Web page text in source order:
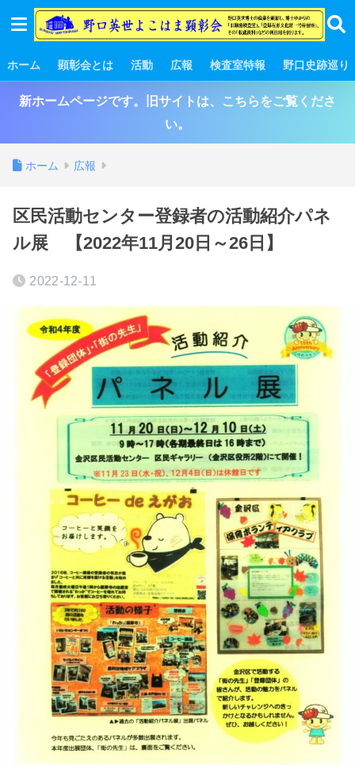
ホーム 顕彰会とは 活動 広報 検査室特報 野口史跡巡り
新ホームページです。旧サイトは、こちらをご覧くださ
い。
ホーム 広報
区民活動センター登録者の活動紹介パネ
ル展 【2022年11月20日～26日】
2022-12-11